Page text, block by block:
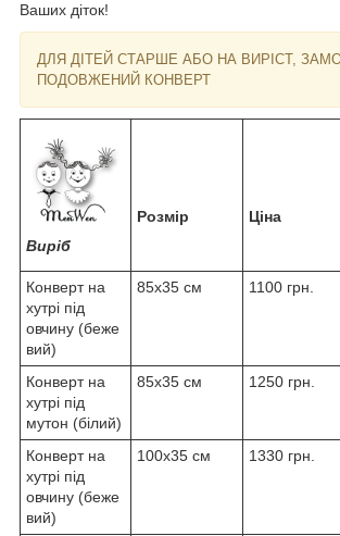
Ваших діток!
ДЛЯ ДІТЕЙ СТАРШЕ АБО НА ВИРІСТ,
ПОДОВЖЕНИЙ КОНВЕРТ
Виріб
Розмір Ціна
Конверт на
хутрі під
овчину (беже
вий)
85x35 см 1100 грн.
Конверт на
хутрі під
мутон (білий)
85x35 см 1250 грн.
Конверт на
хутрі під
овчину (беже
вий)
100x35 см 1330 грн.